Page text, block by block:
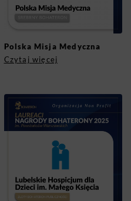
Polska Misja Medyczna
Czytaj więcej